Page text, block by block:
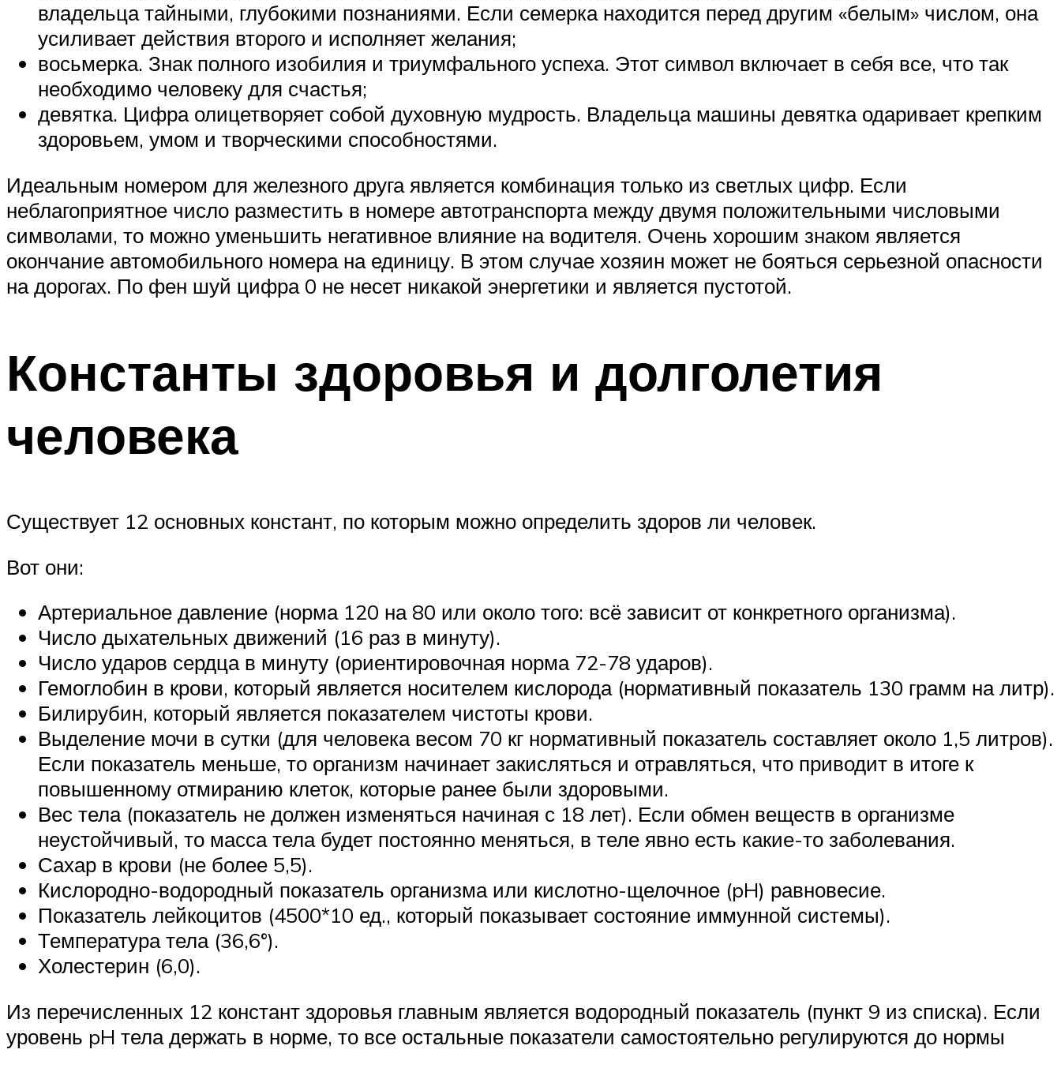
владельца тайными, глубокими познаниями. Если семерка находится перед другим «белым» числом, она
усиливает действия второго и исполняет желания;
восьмерка. Знак полного изобилия и триумфального успеха. Этот символ включает в себя все, что так
необходимо человеку для счастья;
девятка. Цифра олицетворяет собой духовную мудрость. Владельца машины девятка одаривает крепким
здоровьем, умом и творческими способностями.
Идеальным номером для железного друга является комбинация только из светлых цифр. Если
неблагоприятное число разместить в номере автотранспорта между двумя положительными числовыми
символами, то можно уменьшить негативное влияние на водителя. Очень хорошим знаком является
окончание автомобильного номера на единицу. В этом случае хозяин может не бояться серьезной опасности
на дорогах. По фен шуй цифра 0 не несет никакой энергетики и является пустотой.
Константы здоровья и долголетия
человека
Существует 12 основных констант, по которым можно определить здоров ли человек.
Вот они:
Артериальное давление (норма 120 на 80 или около того: всё зависит от конкретного организма).
Число дыхательных движений (16 раз в минуту).
Число ударов сердца в минуту (ориентировочная норма 72-78 ударов).
Гемоглобин в крови, который является носителем кислорода (нормативный показатель 130 грамм на литр).
Билирубин, который является показателем чистоты крови.
Выделение мочи в сутки (для человека весом 70 кг нормативный показатель составляет около 1,5 литров).
Если показатель меньше, то организм начинает закисляться и отравляться, что приводит в итоге к
повышенному отмиранию клеток, которые ранее были здоровыми.
Вес тела (показатель не должен изменяться начиная с 18 лет). Если обмен веществ в организме
неустойчивый, то масса тела будет постоянно меняться, в теле явно есть какие-то заболевания.
Сахар в крови (не более 5,5).
Кислородно-водородный показатель организма или кислотно-щелочное (pH) равновесие.
Показатель лейкоцитов (4500*10 ед., который показывает состояние иммунной системы).
Температура тела (36,6°).
Холестерин (6,0).
Из перечисленных 12 констант здоровья главным является водородный показатель (пункт 9 из списка). Если
уровень pH тела держать в норме, то все остальные показатели самостоятельно регулируются до нормы